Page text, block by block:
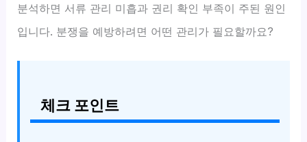
분석하면 서류 관리 미흡과 권리 확인 부족이 주된 원인
입니다. 분쟁을 예방하려면 어떤 관리가 필요할까요?
체크 포인트